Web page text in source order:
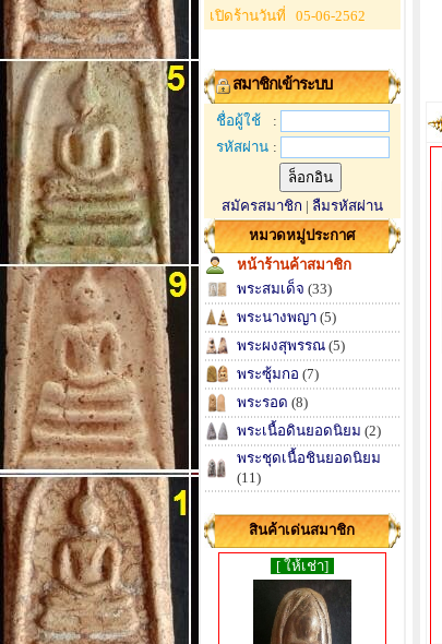
เปิดร้านวันที่
05-06-2562
สมาชิกเข้าระบบ
ชื่อผู้ใช้
:
รหัสผ่าน :
สมัครสมาชิก | ลืมรหัสผ่าน
หมวดหมู่ประกาศ
หน้าร้านค้าสมาชิก
พระสมเด็จ (33)
พระนางพญา (5)
พระผงสุพรรณ (5)
พระซุ้มกอ (7)
พระรอด (8)
พระเนื้อดินยอดนิยม (2)
พระชุดเนื้อชินยอดนิยม
(11)
สินค้าเด่นสมาชิก
[ ให้เช่า]